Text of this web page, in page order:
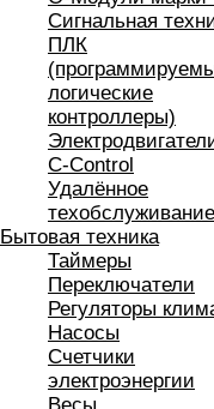
Сигнальная
ПЛК
логические
контроллеры)
C-Control
Удалённое
техобслуживание
Бытовая техника
Таймеры
Переключатели
Регуляторы
Насосы
Счетчики
электроэнергии